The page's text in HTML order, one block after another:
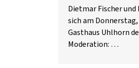
Dietmar Fischer
sich am
Gasthaus Uhlhorn
Moderation: …